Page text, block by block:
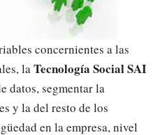
concernientes a las
laTecnología Social SAI
datos, segmentar la
y la del resto de los
en la empresa, nivel